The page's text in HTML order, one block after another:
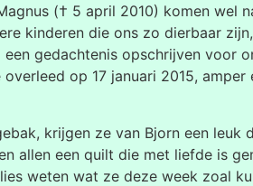
(† 5 april 2010) komen wel
kinderen die ons zo dierbaar
gedachtenis opschrijven voor
op 17 januari 2015,
krijgen ze van Bjorn een
allen een quilt die met liefde is
weten wat ze deze week zoal